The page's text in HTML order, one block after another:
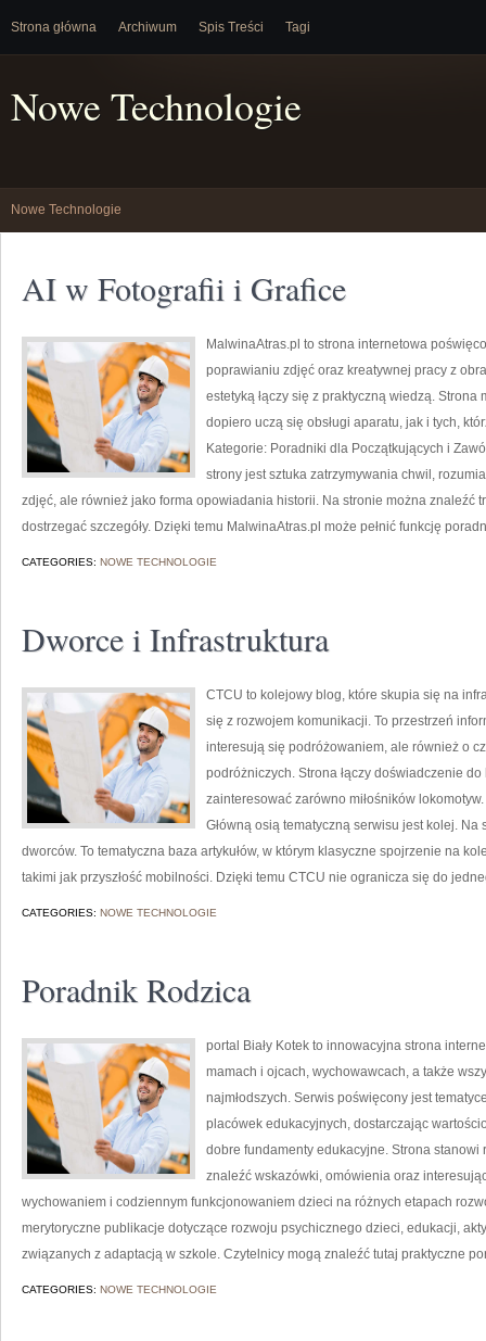
Strona główna Archiwum Spis Treści Tagi
Nowe Technologie
Nowe Technologie
AI w Fotografii i Grafice
MalwinaAtras.pl to strona internetowa
poprawianiu zdjęć oraz kreatywnej pracy z
estetyką łączy się z praktyczną wiedzą.
dopiero uczą się obsługi aparatu, jak i tych,
Kategorie: Poradniki dla Początkujących i
strony jest sztuka zatrzymywania chwil,
zdjęć, ale również jako forma opowiadania historii. Na stronie można znaleźć
dostrzegać szczegóły. Dzięki temu MalwinaAtras.pl może pełnić funkcję
CATEGORIES: NOWE TECHNOLOGIE
Dworce i Infrastruktura
CTCU to kolejowy blog, które skupia się na
się z rozwojem komunikacji. To przestrzeń
interesują się podróżowaniem, ale również o
podróżniczych. Strona łączy doświadczenie
zainteresować zarówno miłośników
Główną osią tematyczną serwisu jest kolej.
dworców. To tematyczna baza artykułów, w którym klasyczne spojrzenie na
takimi jak przyszłość mobilności. Dzięki temu CTCU nie ogranicza się do
CATEGORIES: NOWE TECHNOLOGIE
Poradnik Rodzica
portal Biały Kotek to innowacyjna strona
mamach i ojcach, wychowawcach, a także
najmłodszych. Serwis poświęcony jest
placówek edukacyjnych, dostarczając
dobre fundamenty edukacyjne. Strona stanowi
znaleźć wskazówki, omówienia oraz
wychowaniem i codziennym funkcjonowaniem dzieci na różnych etapach
merytoryczne publikacje dotyczące rozwoju psychicznego dzieci, edukacji,
związanych z adaptacją w szkole. Czytelnicy mogą znaleźć tutaj praktyczne
CATEGORIES: NOWE TECHNOLOGIE